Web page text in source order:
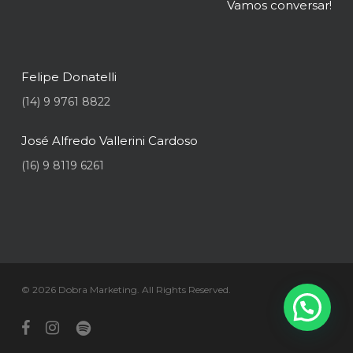
Vamos conversar!
Felipe Donatelli
(14) 9 9761 8822
José Alfredo Vallerini Cardoso
(16) 9 8119 6261
© 2026 Dobra Marketing. All Rights Reserved.
facebookinstagram
spotify